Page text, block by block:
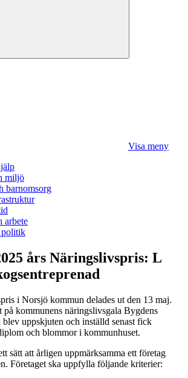
Visa meny
miljö
barnomsorg
arbete
politik
års Näringslivspris: L
i Norsjö kommun delades ut den 13 maj.
på kommunens näringslivsgala Bygdens
blev uppskjuten och inställd senast fick
och blommor i kommunhuset.
sätt att årligen uppmärksamma ett företag
Företaget ska uppfylla följande kriterier: